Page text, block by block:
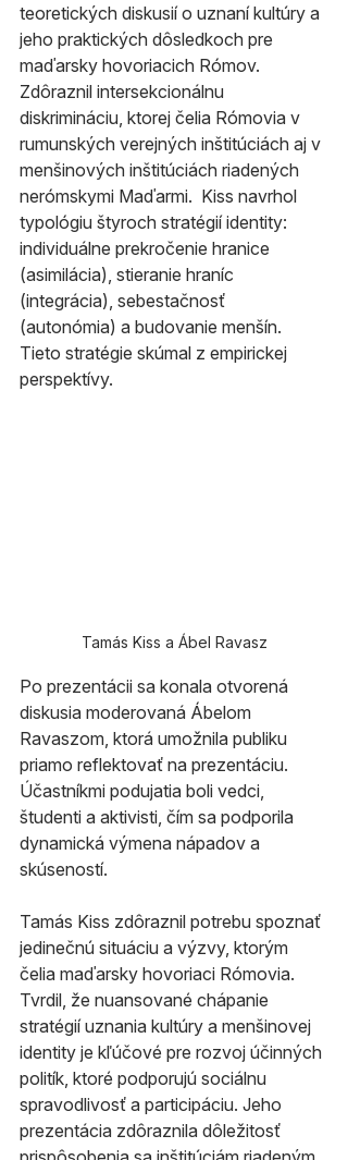
teoretických diskusií o uznaní kultúry a
jeho praktických dôsledkoch pre
maďarsky hovoriacich Rómov.
Zdôraznil intersekcionálnu
diskrimináciu, ktorej čelia Rómovia v
rumunských verejných inštitúciách aj v
menšinových inštitúciách riadených
nerómskymi Maďarmi.  Kiss navrhol
typológiu štyroch stratégií identity:
individuálne prekročenie hranice
(asimilácia), stieranie hraníc
(integrácia), sebestačnosť
(autonómia) a budovanie menšín.
Tieto stratégie skúmal z empirickej
perspektívy.
Tamás Kiss a Ábel Ravasz
Po prezentácii sa konala otvorená
diskusia moderovaná Ábelom
Ravaszom, ktorá umožnila publiku
priamo reflektovať na prezentáciu.
Účastníkmi podujatia boli vedci,
študenti a aktivisti, čím sa podporila
dynamická výmena nápadov a
skúseností.
Tamás Kiss zdôraznil potrebu spoznať
jedinečnú situáciu a výzvy, ktorým
čelia maďarsky hovoriaci Rómovia.
Tvrdil, že nuansované chápanie
stratégií uznania kultúry a menšinovej
identity je kľúčové pre rozvoj účinných
politík, ktoré podporujú sociálnu
spravodlivosť a participáciu. Jeho
prezentácia zdôraznila dôležitosť